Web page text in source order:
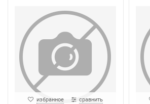
избранное сравнить